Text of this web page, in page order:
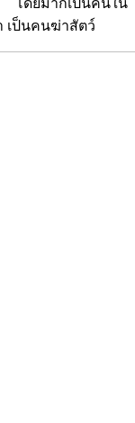
โดยมากเป็นคนใน
เป็นคนฆ่าสัตว์